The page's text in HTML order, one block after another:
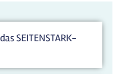
SEITENSTARK-